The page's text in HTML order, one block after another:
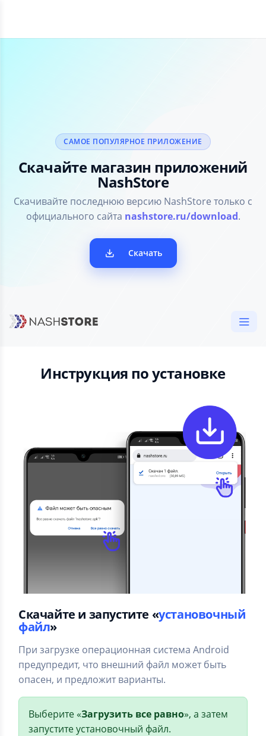
САМОЕ ПОПУЛЯРНОЕ ПРИЛОЖЕНИЕ
Скачайте магазин приложений
NashStore
Скачивайте последнюю версию NashStore только с
официального сайта nashstore.ru/download.
Скачать
Инструкция по установке
Скачайте и запустите «установочный
файл»
При загрузке операционная система Android
предупредит, что внешний файл может быть
опасен, и предложит варианты.
Выберите «Загрузить все равно», а затем
запустите установочный файл.